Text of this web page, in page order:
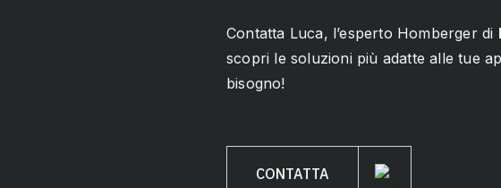
Contatta Luca, l’esperto Homberger di
scopri le soluzioni più adatte alle tue
bisogno!
CONTATTA